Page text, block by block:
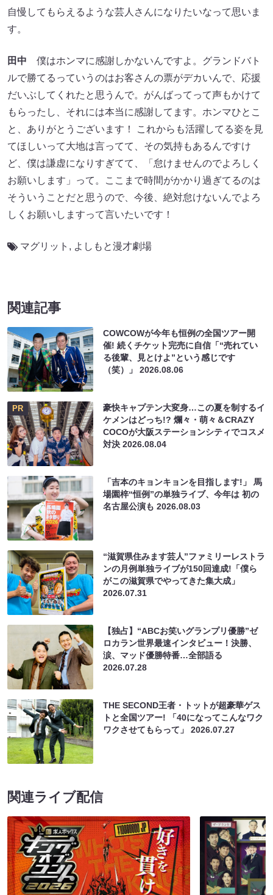
自慢してもらえるような芸人さんになりたいなって思いま
す。
田中 僕はホンマに感謝しかないんですよ。グランドバト
ルで勝てるっていうのはお客さんの票がデカいんで、応援
だいぶしてくれたと思うんで。がんばってって声もかけて
もらったし、それには本当に感謝してます。ホンマひとこ
と、ありがとうございます！ これからも活躍してる姿を見
てほしいって大地は言ってて、その気持もあるんですけ
ど、僕は謙虚になりすぎてて、「怠けませんのでよろしく
お願いします」って。ここまで時間がかかり過ぎてるのは
そういうことだと思うので、今後、絶対怠けないんでよろ
しくお願いしますって言いたいです！
マグリット , よしもと漫才劇場
関連記事
COWCOWが今年も恒例の全国ツアー開
催! 続くチケット完売に自信「“売れてい
る後輩、見とけよ”という感じです
（笑）」2026.08.06
PR
豪快キャプテン大変身…この夏を制するイ
ケメンはどっち!? 爛々・萌々＆CRAZY
COCOが大阪ステーションシティでコスメ
対決2026.08.04
「吉本のキョンキョンを目指します!」 馬
場園梓“恒例”の単独ライブ、今年は 初の
名古屋公演も2026.08.03
“滋賀県住みます芸人”ファミリーレストラ
ンの月例単独ライブが150回達成!「僕ら
がこの滋賀県でやってきた集大成」
2026.07.31
【独占】“ABCお笑いグランプリ優勝”ゼ
ロカラン世界最速インタビュー！決勝、
涙、マッド優勝特番…全部語る
2026.07.28
THE SECOND王者・トットが超豪華ゲス
トと全国ツアー! 「40になってこんなワク
ワクさせてもらって」2026.07.27
関連ライブ配信